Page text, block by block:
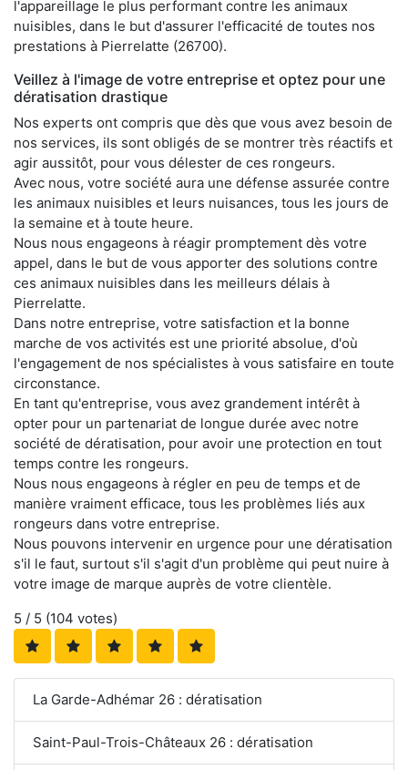
l'appareillage le plus performant contre les animaux
nuisibles, dans le but d'assurer l'efficacité de toutes nos
prestations à Pierrelatte (26700).
Veillez à l'image de votre entreprise et optez pour une
dératisation drastique
Nos experts ont compris que dès que vous avez besoin de
nos services, ils sont obligés de se montrer très réactifs et
agir aussitôt, pour vous délester de ces rongeurs.
Avec nous, votre société aura une défense assurée contre
les animaux nuisibles et leurs nuisances, tous les jours de
la semaine et à toute heure.
Nous nous engageons à réagir promptement dès votre
appel, dans le but de vous apporter des solutions contre
ces animaux nuisibles dans les meilleurs délais à
Pierrelatte.
Dans notre entreprise, votre satisfaction et la bonne
marche de vos activités est une priorité absolue, d'où
l'engagement de nos spécialistes à vous satisfaire en toute
circonstance.
En tant qu'entreprise, vous avez grandement intérêt à
opter pour un partenariat de longue durée avec notre
société de dératisation, pour avoir une protection en tout
temps contre les rongeurs.
Nous nous engageons à régler en peu de temps et de
manière vraiment efficace, tous les problèmes liés aux
rongeurs dans votre entreprise.
Nous pouvons intervenir en urgence pour une dératisation
s'il le faut, surtout s'il s'agit d'un problème qui peut nuire à
votre image de marque auprès de votre clientèle.
5 / 5 (104 votes)
La Garde-Adhémar 26 : dératisation
Saint-Paul-Trois-Châteaux 26 : dératisation